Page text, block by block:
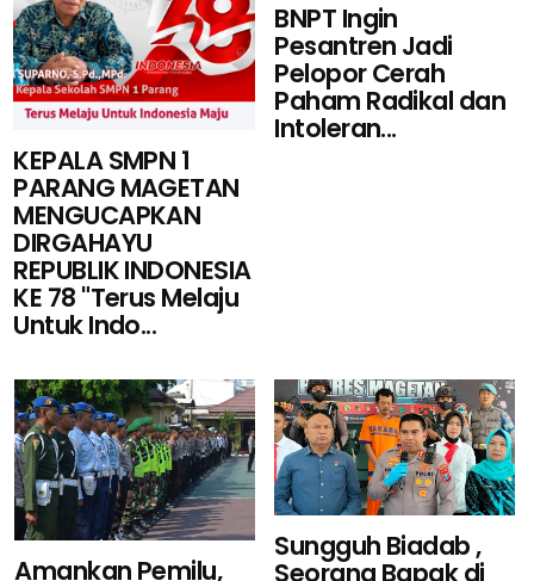
KEPALA SMPN 1
PARANG MAGETAN
MENGUCAPKAN
DIRGAHAYU
REPUBLIK INDONESIA
KE 78 "Terus Melaju
Untuk Indo...
BNPT Ingin
Pesantren Jadi
Pelopor Cerah
Paham Radikal dan
Intoleran...
Amankan Pemilu,
Sungguh Biadab ,
Seorang Bapak di